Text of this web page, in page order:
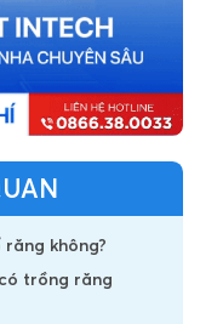
không?
trồng răng